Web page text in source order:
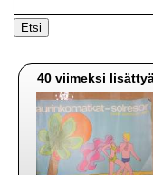
40 viimeksi